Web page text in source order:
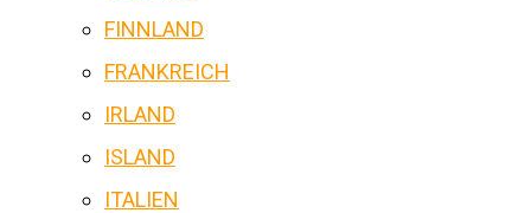
FINNLAND
FRANKREICH
IRLAND
ISLAND
ITALIEN